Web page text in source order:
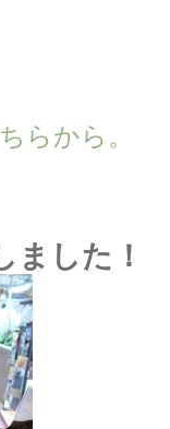
から。
ました！